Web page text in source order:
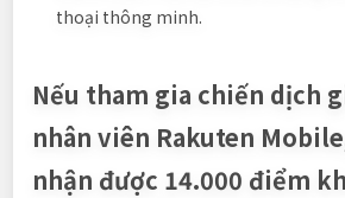
thoại thông minh.
Nếu tham gia chiến dịch
nhân viên Rakuten
nhận được 14.000 điểm